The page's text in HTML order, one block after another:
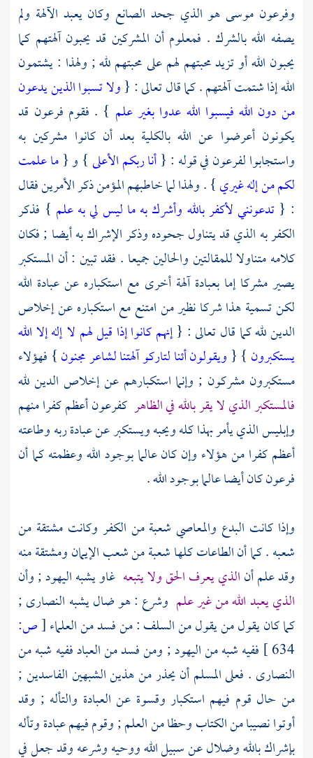
وفرعون موسى هو الذي جحد الصانع وكان يعبد الآلهة ولم
يصفه الله بالشرك . فمعلوم أن المشركين قد يحبون آلهتهم كما
يحبون الله أو تزيد محبتهم لهم على محبتهم لله ; ولهذا : يشتمون
الله إذا شتمت آلهتهم . كما قال تعالى : {ولا تسبوا الذين يدعون
من دون الله فيسبوا الله عدوا بغير علم } . فقوم فرعون قد
يكونون أعرضوا عن الله بالكلية بعد أن كانوا مشركين به
واستجابوالفرعونفي قوله : {أنا ربكم الأعلى} و {ما علمت
لكم من إله غيري} . ولهذا لما خاطبهم المؤمن ذكر الأمرين فقال
: { تدعونني لأكفر بالله وأشرك به ما ليس لي به علم } فذكر
الكفر به الذي قد يتناول جحوده وذكر الإشراك به أيضا ; فكان
كلامه متناولا للمقالتين والحالين جميعا . فقد تبين : أن المستكبر
يصير مشركا إما بعبادة آلهة أخرى مع استكباره عن عبادة الله
لكن تسمية هذا شركا نظير من امتنع مع استكباره عن إخلاص
الدين لله كما قال تعالى : {إنهم كانوا إذا قيل لهم لا إله إلا الله
يستكبرون } { ويقولون أئنا لتاركو آلهتنا لشاعر مجنون} فهؤلاء
مستكبرون مشركون ; وإنما استكبارهم عن إخلاص الدين لله
فالمستكبر الذي لا يقر بالله في الظاهر كفرعونأعظم كفرا منهم
وإبليس الذي يأمر بهذا كله ويحبه ويستكبر عن عبادة ربه وطاعته
أعظم كفرا من هؤلاء وإن كان عالما بوجود الله وعظمته كما أن
فرعونكان أيضا عالما بوجود الله .
وإذا كانت البدع والمعاصي شعبة من الكفر وكانت مشتقة من
شعبه . كما أن الطاعات كلها شعبة من شعب الإيمان ومشتقة منه
وقد علم أنالذي يعرف الحق ولا يتبعه غاو يشبهاليهود; وأن
الذي يعبد الله من غير علم وشرع : هو ضال يشبه النصارى;
كما كان يقول من يقول منالسلف: من فسد من العلماء[ص:
634 ] ففيه شبه مناليهود; ومن فسد من العباد ففيه شبه من
النصارى . فعلى المسلم أن يحذر من هذين الشبهين الفاسدين ;
من حال قوم فيهم استكبار وقسوة عن العبادة والتأله ; وقد
أوتوا نصيبا من الكتاب وحظا من العلم ; وقوم فيهم عبادة وتأله
بإشراك بالله وضلال عن سبيل الله ووحيه وشرعه وقد جعل في